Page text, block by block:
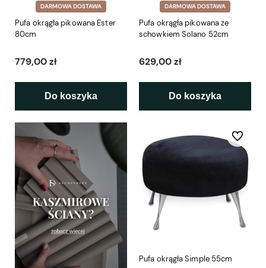
DARMOWA DOSTAWA
Pufa okrągła pikowana Ester
80cm
779,00 zł
Do koszyka
DARMOWA DOSTAWA
Pufa okrągła pikowana ze
schowkiem Solano 52cm
629,00 zł
Do koszyka
Pufa okrągła Simple 55cm
Do